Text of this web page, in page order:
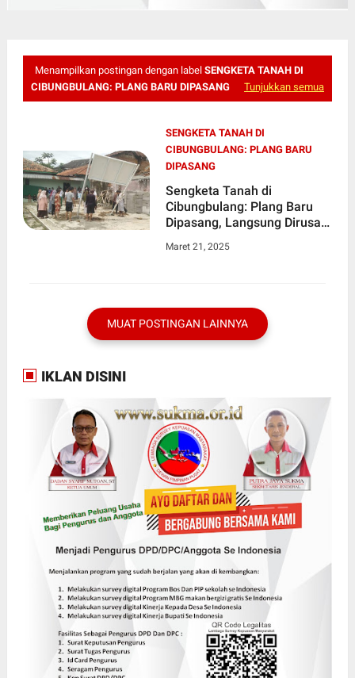
Menampilkan postingan dengan label SENGKETA TANAH DI
CIBUNGBULANG: PLANG BARU DIPASANG
Tunjukkan semua
SENGKETA TANAH DI
CIBUNGBULANG: PLANG BARU
DIPASANG
Sengketa Tanah di
Cibungbulang: Plang Baru
Dipasang, Langsung Dirusak
Maret 21, 2025
MUAT POSTINGAN LAINNYA
IKLAN DISINI